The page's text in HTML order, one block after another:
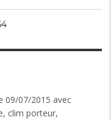
09/07/2015 avec
clim porteur,